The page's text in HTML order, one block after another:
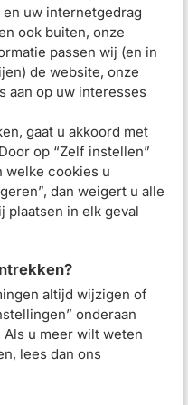
uw internetgedrag
ook buiten, onze
passen wij (en in
de website, onze
aan op uw interesses
gaat u akkoord met
op “Zelf instellen”
welke cookies u
dan weigert u alle
plaatsen in elk geval
altijd wijzigen of
onderaan
Als u meer wilt weten
lees dan ons
GLYCERIN. MYRISTYL
PEEL POWDER (CITRUS
GUM. MYRISTYL
SODIUM HYALURONATE
Avène.
81506, Lavaur Cedex,
thermale-avene.com
intrekt en je huid zacht
ontdekt tijdens een
go-to product. Ook